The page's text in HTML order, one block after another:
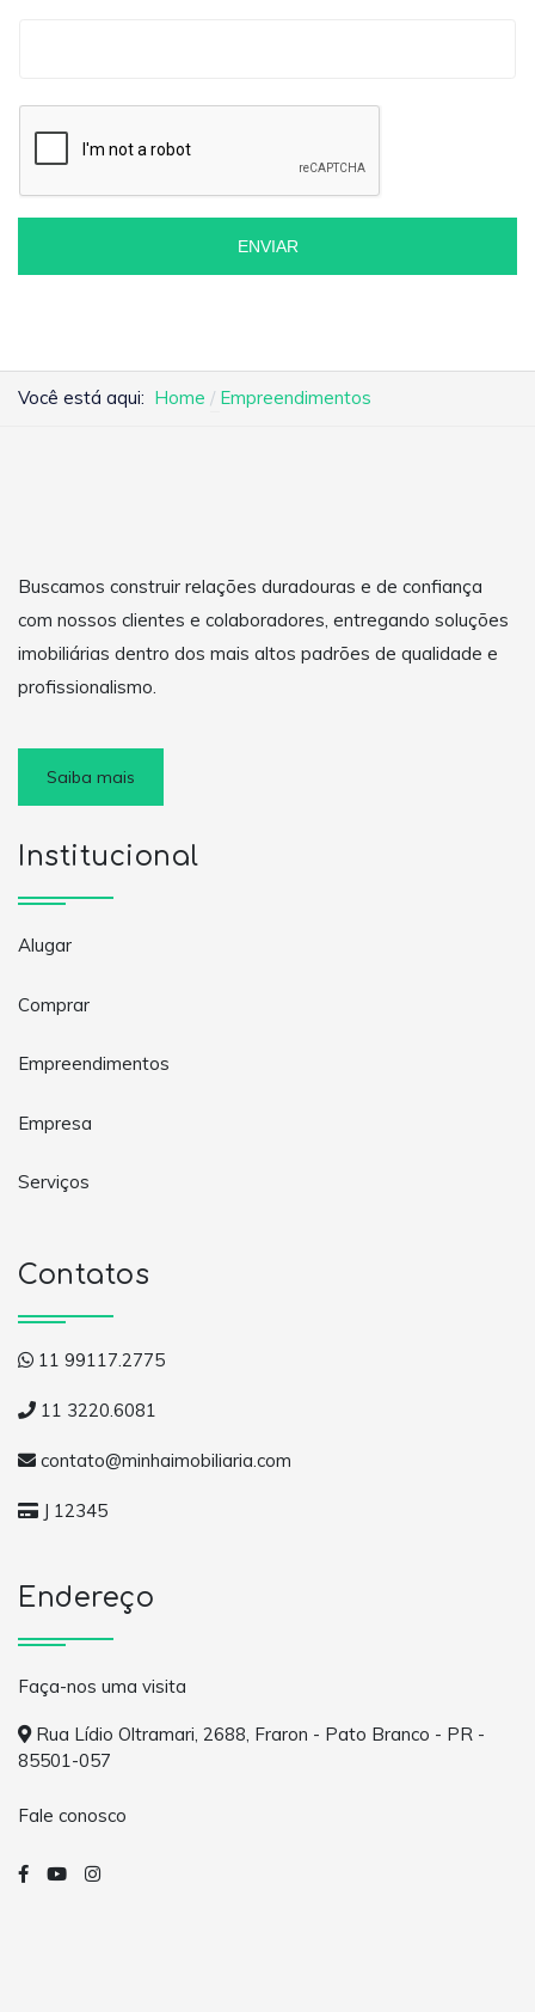
ENVIAR
Você está aqui: Home Empreendimentos
Buscamos construir relações duradouras e de confiança
com nossos clientes e colaboradores, entregando soluções
imobiliárias dentro dos mais altos padrões de qualidade e
profissionalismo.
Saiba mais
Institucional
Alugar
Comprar
Empreendimentos
Empresa
Serviços
Contatos
11 99117.2775
11 3220.6081
contato@minhaimobiliaria.com
J 12345
Endereço
Faça-nos uma visita
Rua Lídio Oltramari, 2688, Fraron - Pato Branco - PR -
85501-057
Fale conosco